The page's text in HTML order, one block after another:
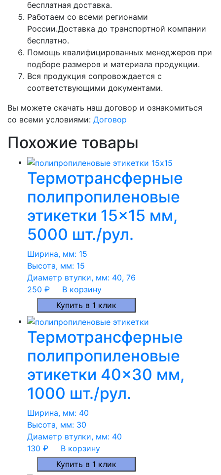
бесплатная доставка.
Работаем со всеми регионами
России.Доставка до транспортной компании
бесплатно.
Помощь квалифицированных менеджеров при
подборе размеров и материала продукции.
Вся продукция сопровождается с
соответствующими документами.
Вы можете скачать наш договор и ознакомиться
со всеми условиями: Договор
Похожие товары
Термотрансферные
полипропиленовые
этикетки 15×15 мм,
5000 шт./рул.
Ширина, мм: 15
Высота, мм: 15
Диаметр втулки, мм: 40, 76
250 ₽
В корзину
Купить в 1 клик
Термотрансферные
полипропиленовые
этикетки 40×30 мм,
1000 шт./рул.
Ширина, мм: 40
Высота, мм: 30
Диаметр втулки, мм: 40
130 ₽
В корзину
Купить в 1 клик